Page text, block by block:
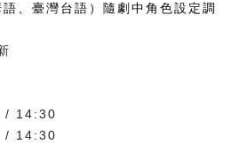
、臺灣台語）隨劇中角色設定調
/ 14:30
/ 14:30